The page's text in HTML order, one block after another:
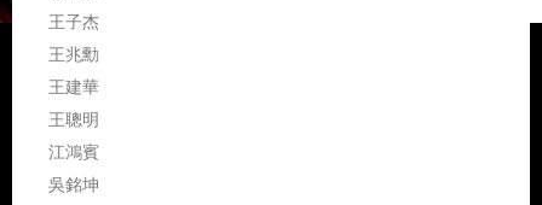
王子杰
王兆勳
王建華
王聰明
江鴻賓
吳銘坤